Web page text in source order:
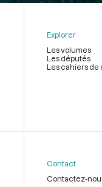
Explorer
Les volumes
Les députés
Les cahiers de
Contact
Contactez-